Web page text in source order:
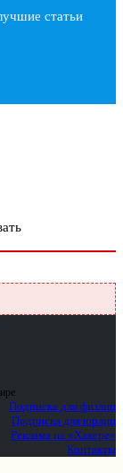
статьи
Подписка для физлиц
Подписка для юрлиц
Реклама на «Хакере»
Контакты